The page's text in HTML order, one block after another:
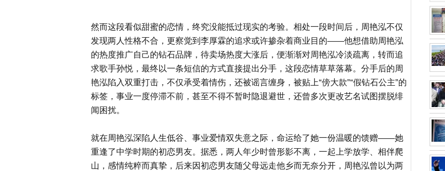
然而这段看似甜蜜的恋情，终究没能抵过现实的考验。相处一段时间后，周艳泓不仅
发现两人性格不合，更察觉到李厚霖的追求或许掺杂着商业目的——他想借助周艳泓
的热度推广自己的钻石品牌，待卖场热度大涨后，便渐渐对周艳泓冷淡疏离，转而追
求歌手孙悦，最终以一条短信的方式直接提出分手，这段恋情草草落幕。分手后的周
艳泓陷入双重打击，不仅承受着情伤，还被谣言缠身，被贴上“傍大款”“假钻石公主”的
标签，事业一度停滞不前，甚至不得不暂时隐退避世，还曾多次更改艺名试图摆脱绯
闻困扰。
就在周艳泓深陷人生低谷、事业爱情双失意之际，命运给了她一份温暖的馈赠——她
重逢了中学时期的初恋男友。据悉，两人年少时曾形影不离，一起上学放学、相伴爬
山，感情纯粹而真挚，后来因初恋男友随父母远走他乡而无奈分开，周艳泓曾以为两